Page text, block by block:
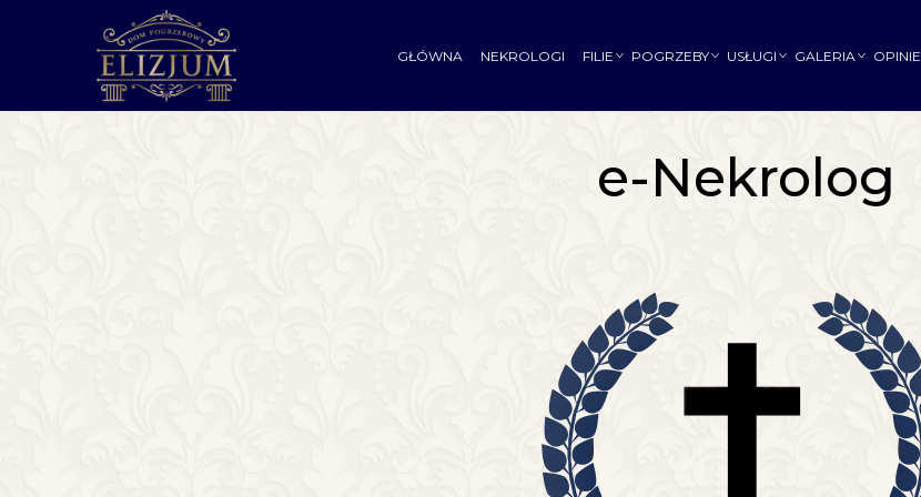
GŁÓWNA NEKROLOGI FILIE POGRZEBY USŁUGI GALERIA OPINIE
e-Nekrolog